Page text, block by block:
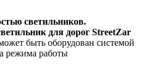
светильников.
для дорог StreetZar
быть оборудован системой
режима работы